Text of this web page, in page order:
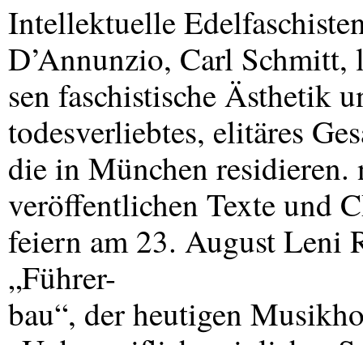
Intellektuelle
D’Annunzio, Carl Schmitt,
sen faschistische Ästhetik
todesverliebtes, elitäres
die in München residieren.
veröffentlichen Texte und
feiern am 23. August Leni
„Führer-
bau“, der heutigen